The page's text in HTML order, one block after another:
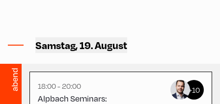
Samstag, 19. August
abend
Saal
18:00 - 20:00
Alpbach Seminars:
+10